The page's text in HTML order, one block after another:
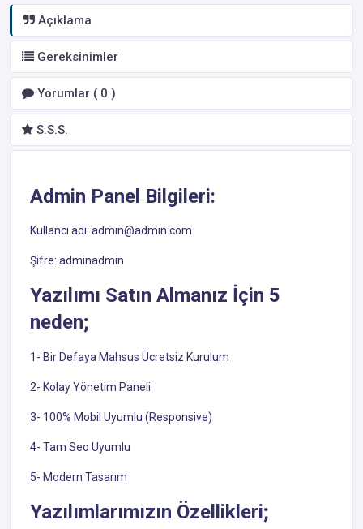
Açıklama
Gereksinimler
Yorumlar ( 0 )
S.S.S.
Admin Panel Bilgileri:
Kullancı adı: admin@admin.com
Şifre: adminadmin
Yazılımı Satın Almanız İçin 5
neden;
1- Bir Defaya Mahsus Ücretsiz Kurulum
2- Kolay Yönetim Paneli
3- 100% Mobil Uyumlu (Responsive)
4- Tam Seo Uyumlu
5- Modern Tasarım
Yazılımlarımızın Özellikleri;